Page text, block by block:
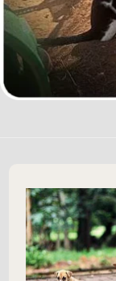
Geef een
Je e-mailadres wordt
Reactie*